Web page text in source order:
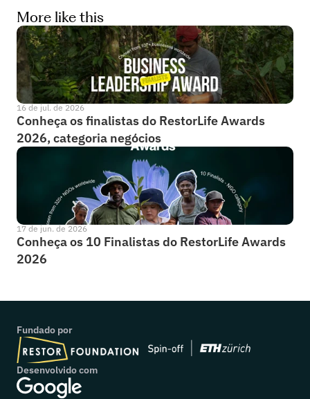
More like this
16 de jul. de 2026
Conheça os finalistas do RestorLife Awards
2026, categoria negócios
17 de jun. de 2026
Conheça os 10 Finalistas do RestorLife Awards
2026
Fundado por
Desenvolvido com